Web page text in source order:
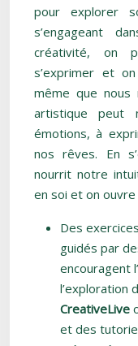
pour explorer
s’engageant
créativité, on
s’exprimer et
même que nous
artistique peut
émotions, à
nos rêves. En
nourrit notre
en soi et on
Des
guidés par
encouragent
l’exploration
CreativeLive
et des